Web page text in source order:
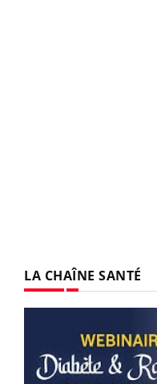
LA CHAÎNE SANTÉ